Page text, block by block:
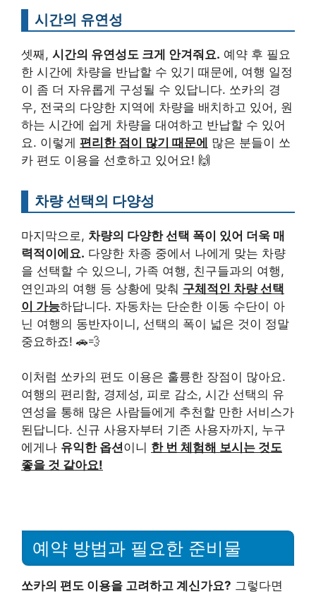
시간의 유연성
셋째, 시간의 유연성도 크게 안겨줘요. 예약 후 필요
한 시간에 차량을 반납할 수 있기 때문에, 여행 일정
이 좀 더 자유롭게 구성될 수 있답니다. 쏘카의 경
우, 전국의 다양한 지역에 차량을 배치하고 있어, 원
하는 시간에 쉽게 차량을 대여하고 반납할 수 있어
요. 이렇게 편리한 점이 많기 때문에 많은 분들이 쏘
카 편도 이용을 선호하고 있어요! 🙌
차량 선택의 다양성
마지막으로, 차량의 다양한 선택 폭이 있어 더욱 매
력적이에요. 다양한 차종 중에서 나에게 맞는 차량
을 선택할 수 있으니, 가족 여행, 친구들과의 여행,
연인과의 여행 등 상황에 맞춰 구체적인 차량 선택
이 가능하답니다. 자동차는 단순한 이동 수단이 아
닌 여행의 동반자이니, 선택의 폭이 넓은 것이 정말
중요하죠! 🚗💨
이처럼 쏘카의 편도 이용은 훌륭한 장점이 많아요.
여행의 편리함, 경제성, 피로 감소, 시간 선택의 유
연성을 통해 많은 사람들에게 추천할 만한 서비스가
된답니다. 신규 사용자부터 기존 사용자까지, 누구
에게나 유익한 옵션이니 한 번 체험해 보시는 것도
좋을 것 같아요!
예약 방법과 필요한 준비물
쏘카의 편도 이용을 고려하고 계신가요? 그렇다면